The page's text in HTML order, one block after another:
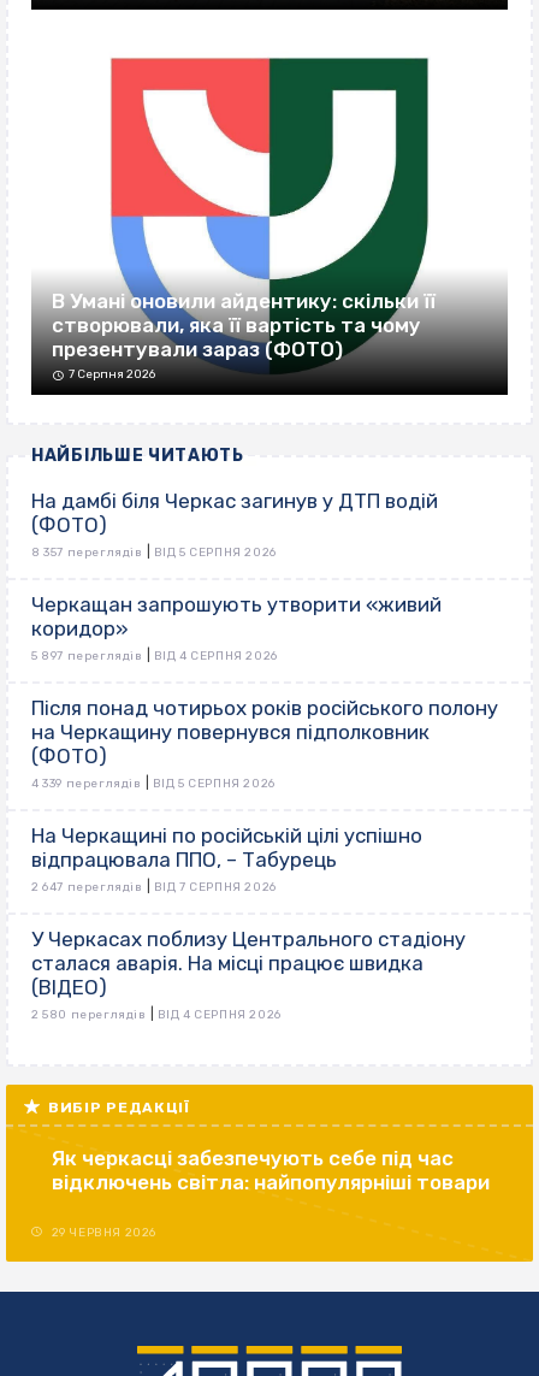
В Умані оновили айдентику: скільки її
створювали, яка її вартість та чому
презентували зараз (ФОТО)
7 Серпня 2026
НАЙБІЛЬШЕ ЧИТАЮТЬ
На дамбі біля Черкас загинув у ДТП водій
(ФОТО)
8 357 переглядів ВІД 5 СЕРПНЯ 2026
Черкащан запрошують утворити «живий
коридор»
5 897 переглядів ВІД 4 СЕРПНЯ 2026
Після понад чотирьох років російського полону
на Черкащину повернувся підполковник
(ФОТО)
4 339 переглядів ВІД 5 СЕРПНЯ 2026
На Черкащині по російській цілі успішно
відпрацювала ППО, – Табурець
2 647 переглядів ВІД 7 СЕРПНЯ 2026
У Черкасах поблизу Центрального стадіону
сталася аварія. На місці працює швидка
(ВІДЕО)
2 580 переглядів ВІД 4 СЕРПНЯ 2026
ВИБІР РЕДАКЦІЇ
Як черкасці забезпечують себе під час
відключень світла: найпопулярніші товари
29 ЧЕРВНЯ 2026